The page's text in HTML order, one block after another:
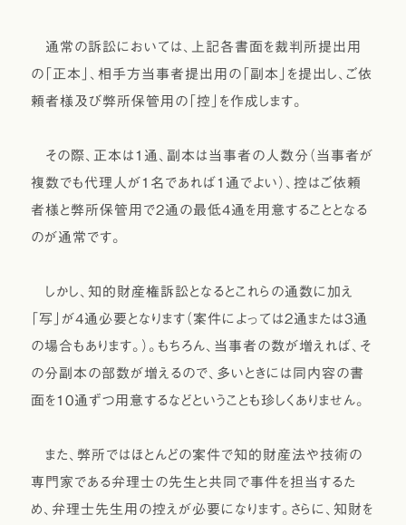
通常の訴訟においては、上記各書面を裁判所提出用
の「正本」、相手方当事者提出用の「副本」を提出し、ご依
頼者様及び弊所保管用の「控」を作成します。
その際、正本は1通、副本は当事者の人数分（当事者が
複数でも代理人が1名であれば1通でよい）、控はご依頼
者様と弊所保管用で2通の最低4通を用意することとなる
のが通常です。
しかし、知的財産権訴訟となるとこれらの通数に加え
「写」が4通必要となります（案件によっては2通または3通
の場合もあります。）。もちろん、当事者の数が増えれば、そ
の分副本の部数が増えるので、多いときには同内容の書
面を10通ずつ用意するなどということも珍しくありません。
また、弊所ではほとんどの案件で知的財産法や技術の
専門家である弁理士の先生と共同で事件を担当するた
め、弁理士先生用の控えが必要になります。さらに、知財を